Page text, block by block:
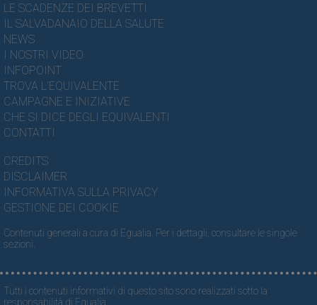
LE SCADENZE DEI BREVETTI
IL SALVADANAIO DELLA SALUTE
NEWS
I NOSTRI VIDEO
INFOPOINT
TROVA L'EQUIVALENTE
CAMPAGNE E INIZIATIVE
CHE SI DICE DEGLI EQUIVALENTI
CONTATTI
CREDITS
DISCLAIMER
INFORMATIVA SULLA PRIVACY
GESTIONE DEI COOKIE
Contenuti generali a cura di Egualia. Per i dettagli, consultare le singole
sezioni.
Tutti i contenuti informativi di questo sito sono realizzati sotto la
responsabilità di Egualia.